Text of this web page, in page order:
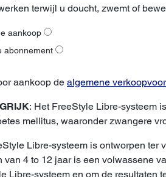
terwijl u doucht, zwemt of
aankoop
abonnement
aankoop de algemene
: Het FreeStyle Libre-systeem
mellitus, waaronder zwangere
Libre-systeem is ontworpen
van 4 to 12 jaar is een volwassene
Libre-systeem en om de resultaten